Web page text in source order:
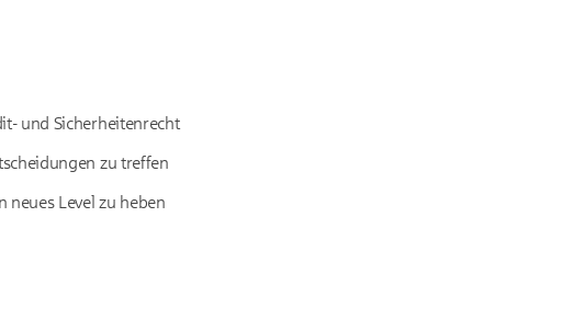
und Sicherheitenrecht
zu treffen
neues Level zu heben